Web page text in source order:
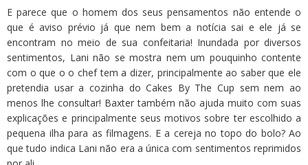
E parece que o homem dos seus pensamentos não entende o
que é aviso prévio já que nem bem a notícia sai e ele já se
encontram no meio de sua confeitaria! Inundada por diversos
sentimentos, Lani não se mostra nem um pouquinho contente
com o que o o chef tem a dizer, principalmente ao saber que ele
pretendia usar a cozinha do Cakes By The Cup sem nem ao
menos lhe consultar! Baxter também não ajuda muito com suas
explicações e principalmente seus motivos sobre ter escolhido a
pequena ilha para as filmagens. E a cereja no topo do bolo? Ao
que tudo indica Lani não era a única com sentimentos reprimidos